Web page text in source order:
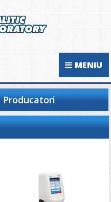
MENIU
Producatori